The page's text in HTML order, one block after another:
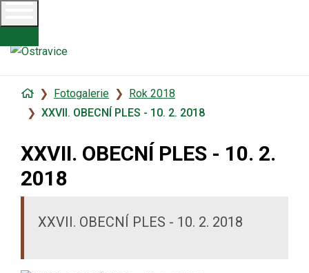
Úvodní
stránka
Fotogalerie
Rok 2018
XXVII. OBECNÍ PLES - 10. 2. 2018
XXVII. OBECNÍ PLES - 10. 2.
2018
XXVII. OBECNÍ PLES - 10. 2. 2018